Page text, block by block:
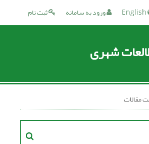
ثبت نام ورود به سامانه
شهری
مقالات